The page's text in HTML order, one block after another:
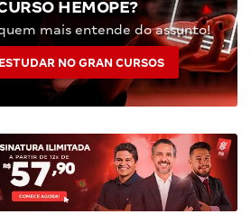
HEMOPE?
mais entende do assunto!
NO GRAN CURSOS